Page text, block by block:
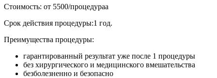
Стоимость: от 5500/процедураа
Срок действия процедуры:1 год.
Преимущества процедуры:
гарантированный результат уже после 1 процедуры
без хирургического и медицинского вмешательства
безболезненно и безопасно